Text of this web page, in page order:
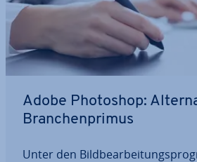
Adobe Photoshop:
Bran­chen­pri­mus
Unter den